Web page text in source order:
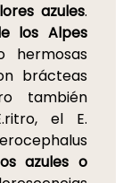
azules.
los Alpes
hermosas
brácteas
también
el E.
azules o